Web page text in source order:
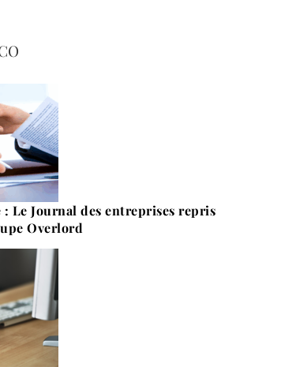
: Le Journal des entreprises repris
Overlord